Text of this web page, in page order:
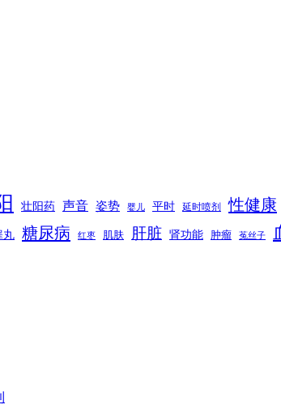
壮阳药 声音 姿势 婴儿 平时 延时喷剂 性健康
丸 糖尿病 红枣 肌肤 肝脏 肾功能 肿瘤 菟丝子